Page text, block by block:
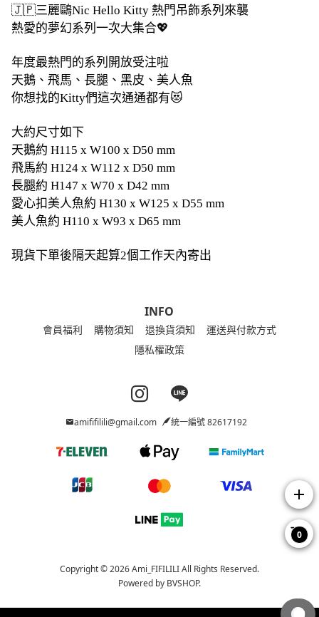
🇯🇵三麗鷗Nic Hello Kitty 熱門吊飾系列來襲
熱愛的夢幻系列一次大集合💖
年度最熱門的系列開放受注啦
天鵝、飛馬、長腿、黑皮、美人魚
你想找的Kitty們這次通通都有😻
大約尺寸如下
天鵝約 H115 x W100 x D50 mm
飛馬約 H124 x W112 x D50 mm
長腿約 H147 x W70 x D42 mm
愛心扣美人魚約 H130 x W125 x D55 mm
美人魚約 H110 x W93 x D65 mm
現貨下單後隔天起算2個工作天內寄出
INFO
會員福利 購物須知 退換貨須知
運送與付款方式
隱私權政策
Instagram page
Line page
amififilili@gmail.com 統一編號 82617192
Copyright © 2026 Ami_FIFILILI All Rights Reserved.
Powered by BVSHOP.
add
0